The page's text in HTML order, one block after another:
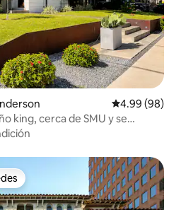
Calificación
4.99 (98)
king, cerca de SMU y se
preferido